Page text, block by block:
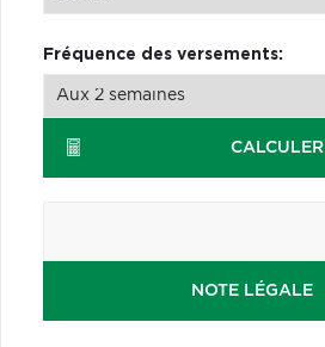
Fréquence des versements:
CALCULER
NOTE LÉGALE